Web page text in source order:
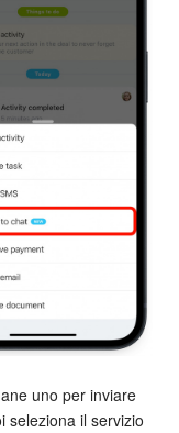
uno per inviare
seleziona il servizio